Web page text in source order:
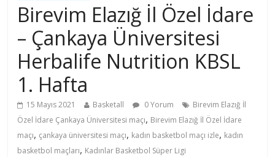
Birevim Elazığ İl Özel İdare
– Çankaya Üniversitesi
Herbalife Nutrition KBSL
1. Hafta
15 Mayıs 2021 Basketall 0 Yorum
Birevim Elazığ İl
Özel İdare Çankaya Üniversitesi maçı, Birevim Elazığ İl Özel İdare
maçı, çankaya üniversitesi maçı, kadın basketbol maçı izle, kadın
basketbol maçları, Kadınlar Basketbol Süper Ligi